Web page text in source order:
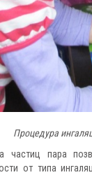
Процедура
частиц пара
от типа